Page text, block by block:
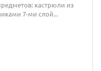
кастрюли из
7-ми слой...